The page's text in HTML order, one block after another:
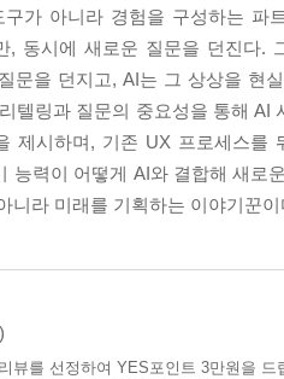
생략될 수 있다.
와 UX 디자인의 연구” 중에서
에 특정 작가의 화풍을 학습시키
지브리의 화풍이 활용된
했다. 이는 세계적인 인기를 몰
습했다면 라이선스나 승인 여
가 아니라 경험을 구성하는 파
, 동시에 새로운 질문을 던진다.
문을 던지고, AI는 그 상상을 현
텔링과 질문의 중요성을 통해 AI
제시하며, 기존 UX 프로세스를
능력이 어떻게 AI와 결합해 새로
니라 미래를 기획하는 이야기꾼이
뷰를 선정하여 YES포인트 3만원을 드